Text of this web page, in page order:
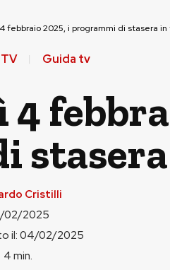
febbraio 2025, i programmi di stasera in
TV Guida tv
Cristilli
02/2025
il:04/02/2025
4 min.